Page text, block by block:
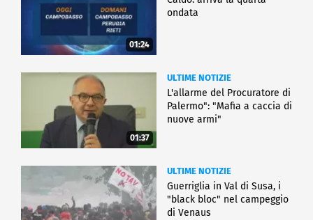
01:24
ondata
01:37
ULTIME NOTIZIE
L'allarme del Procuratore di
Palermo": "Mafia a caccia di
nuove armi"
ULTIME NOTIZIE
Guerriglia in Val di Susa, i
"black bloc" nel campeggio
di Venaus